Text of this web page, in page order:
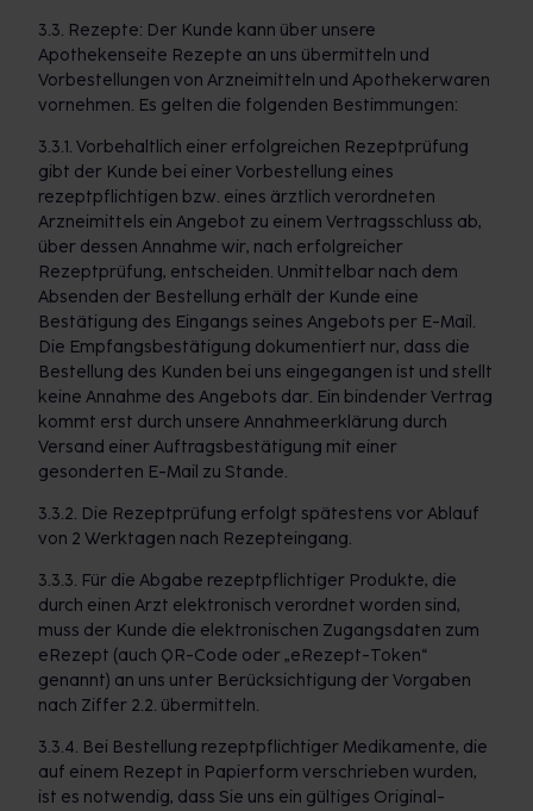
3.3. Rezepte: Der Kunde kann über unsere
Apothekenseite Rezepte an uns übermitteln und
Vorbestellungen von Arzneimitteln und Apothekerwaren
vornehmen. Es gelten die folgenden Bestimmungen:
3.3.1. Vorbehaltlich einer erfolgreichen Rezeptprüfung
gibt der Kunde bei einer Vorbestellung eines
rezeptpflichtigen bzw. eines ärztlich verordneten
Arzneimittels ein Angebot zu einem Vertragsschluss ab,
über dessen Annahme wir, nach erfolgreicher
Rezeptprüfung, entscheiden. Unmittelbar nach dem
Absenden der Bestellung erhält der Kunde eine
Bestätigung des Eingangs seines Angebots per E-Mail.
Die Empfangsbestätigung dokumentiert nur, dass die
Bestellung des Kunden bei uns eingegangen ist und stellt
keine Annahme des Angebots dar. Ein bindender Vertrag
kommt erst durch unsere Annahmeerklärung durch
Versand einer Auftragsbestätigung mit einer
gesonderten E-Mail zu Stande.
3.3.2. Die Rezeptprüfung erfolgt spätestens vor Ablauf
von 2 Werktagen nach Rezepteingang.
3.3.3. Für die Abgabe rezeptpflichtiger Produkte, die
durch einen Arzt elektronisch verordnet worden sind,
muss der Kunde die elektronischen Zugangsdaten zum
eRezept (auch QR-Code oder „eRezept-Token“
genannt) an uns unter Berücksichtigung der Vorgaben
nach Ziffer 2.2. übermitteln.
3.3.4. Bei Bestellung rezeptpflichtiger Medikamente, die
auf einem Rezept in Papierform verschrieben wurden,
ist es notwendig, dass Sie uns ein gültiges Original-